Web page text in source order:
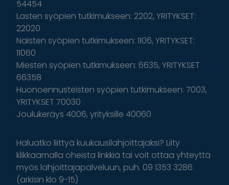
54454
Lasten syöpien tutkimukseen: 2202, YRITYKSET:
22020
Naisten syöpien tutkimukseen: 1106, YRITYKSET:
11060
Miesten syöpien tutkimukseen: 6635, YRITYKSET
66358
Huonoennusteisten syöpien tutkimukseen: 7003,
YRITYKSET 70030
Joulukeräys 4006, yrityksille 40060
Haluatko liittyä kuukausilahjoittajaksi? Liity
klikkaamalla oheista linkkiä tai voit ottaa yhteyttä
myös lahjoittajapalveluun, puh. 09 1353 3286
(arkisin klo 9-15)